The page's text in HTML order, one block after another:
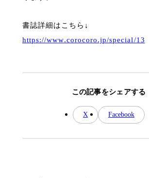
書誌詳細はこちら↓
https://www.corocoro.jp/special/13
この記事をシェアする
X Facebook